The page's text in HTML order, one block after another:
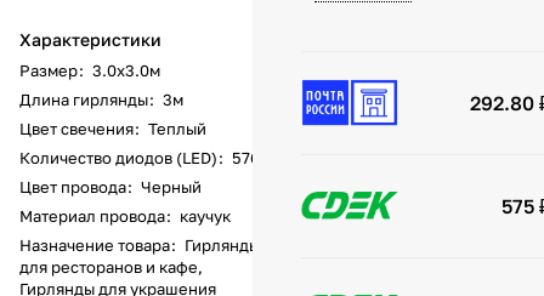
Характеристики
Размер: 3.0х3.0м
Длина гирлянды: 3м
Цвет свечения: Теплый
Количество диодов (LED): 576
Цвет провода: Черный
Материал провода: каучук
Назначение товара: Гирлянды
для ресторанов и кафе,
Гирлянды для украшения
292.80
575